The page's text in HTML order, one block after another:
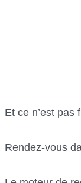
Et ce n’est pas
Rendez-vous